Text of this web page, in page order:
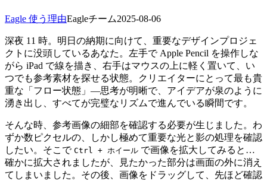
Eagle 使う理由Eagleチーム2025-08-06
深夜 11 時。明日の納期に向けて、重要なデザインプロジェ
クトに没頭しているあなた。左手で Apple Pencil を操作しな
がら iPad で線を描き、右手はマウスの上に軽く置いて、い
つでも参考素材を探せる状態。クリエイターにとって最も貴
重な「フロー状態」—思考が明晰で、アイデアが泉のように
湧き出し、すべてが完璧なリズムで進んでいる瞬間です。
そんな時、参考画像の細部を確認する必要が生じました。わ
ずか数ピクセルの、しかし極めて重要な光と影の処理を確認
したい。そこで Ctrl + ホイール で画像を拡大してみると…
確かに拡大されましたが、見たかった部分は画面の外に消え
てしまいました。その後、画像をドラッグして、先ほど確認